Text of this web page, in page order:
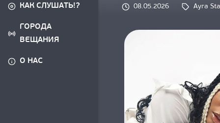
КАК СЛУШАТЬ!?
ГОРОДА
ВЕЩАНИЯ
О НАС
08.05.2026 Tags:
Ayra